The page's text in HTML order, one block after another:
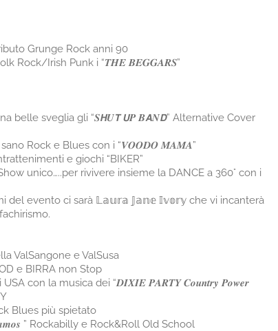
Grunge Rock anni 90
Rock/Irish Punk i “𝑻𝑯𝑬 𝑩𝑬𝑮𝑮𝑨𝑹𝑺”
belle sveglia gli “𝑺𝙃𝑼𝙏 𝙐𝑷 𝑩𝘼𝑵𝘿” Alternative Cover
Rock e Blues con i “𝑽𝑶𝑶𝑫𝑶 𝑴𝑨𝑴𝑨”
e giochi “BIKER”
unico…..per rivivere insieme la DANCE a 360° con i
del evento ci sarà 𝕃𝕒𝕦𝕣𝕒 𝕁𝕒𝕟𝕖 𝕀𝕧𝕠𝕣𝕪 che vi incanterà
ValSangone e ValSusa
e BIRRA non Stop
con la musica dei “𝑫𝑰𝑿𝑰𝑬 𝑷𝑨𝑹𝑻𝒀 𝑪𝒐𝒖𝒏𝒕𝒓𝒚 𝑷𝒐𝒘𝒆𝒓
Blues più spietato
” Rockabilly e Rock&Roll Old School